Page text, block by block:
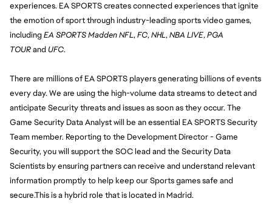
experiences. EA SPORTS creates connected experiences that ignite
the emotion of sport through industry-leading sports video games,
including EA SPORTS Madden NFL, FC, NHL, NBA LIVE, PGA
TOUR and UFC.
There are millions of EA SPORTS players generating billions of events
every day. We are using the high-volume data streams to detect and
anticipate Security threats and issues as soon as they occur. The
Game Security Data Analyst will be an essential EA SPORTS Security
Team member. Reporting to the Development Director - Game
Security, you will support the SOC lead and the Security Data
Scientists by ensuring partners can receive and understand relevant
information promptly to help keep our Sports games safe and
secure.This is a hybrid role that is located in Madrid.